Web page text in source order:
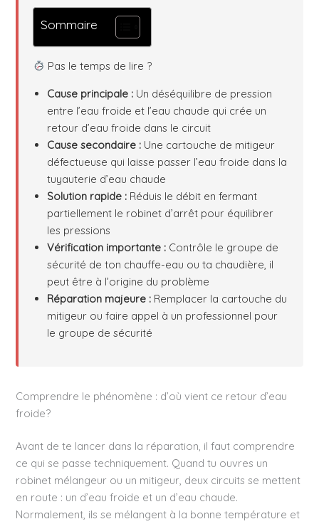
Sommaire
Pas le temps de lire ?
Cause principale : Un déséquilibre de pression
entre l’eau froide et l’eau chaude qui crée un
retour d’eau froide dans le circuit
Cause secondaire : Une cartouche de mitigeur
défectueuse qui laisse passer l’eau froide dans la
tuyauterie d’eau chaude
Solution rapide : Réduis le débit en fermant
partiellement le robinet d’arrêt pour équilibrer
les pressions
Vérification importante : Contrôle le groupe de
sécurité de ton chauffe-eau ou ta chaudière, il
peut être à l’origine du problème
Réparation majeure : Remplacer la cartouche du
mitigeur ou faire appel à un professionnel pour
le groupe de sécurité
Comprendre le phénomène : d’où vient ce retour d’eau
froide?
Avant de te lancer dans la réparation, il faut comprendre
ce qui se passe techniquement. Quand tu ouvres un
robinet mélangeur ou un mitigeur, deux circuits se mettent
en route : un d’eau froide et un d’eau chaude.
Normalement, ils se mélangent à la bonne température et